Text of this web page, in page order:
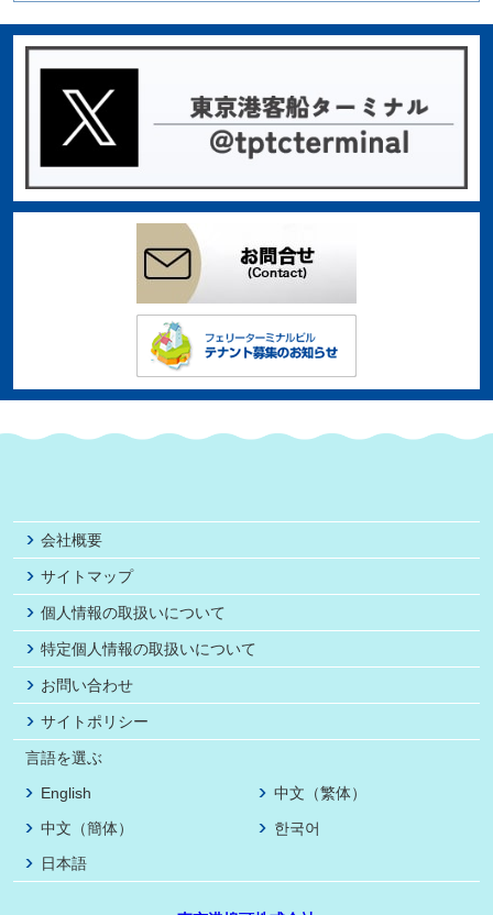
会社概要
サイトマップ
個人情報の取扱いについて
特定個人情報の取扱いについて
お問い合わせ
サイトポリシー
言語を選ぶ
English
中文（繁体）
中文（簡体）
한국어
日本語